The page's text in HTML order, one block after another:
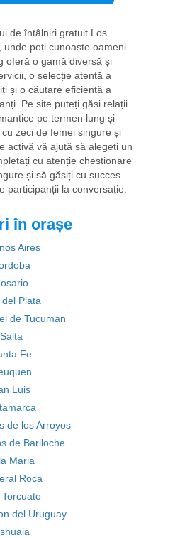
de întâlniri gratuit Los
unde poți cunoaște oameni.
oferă o gamă diversă și
o selecție atentă a
și o căutare eficientă a
Pe site puteți găsi relații
pe termen lung și
zeci de femei singure și
activă vă ajută să alegeți un
cu atenție chestionare
și să găsiți cu succes
participanții la conversație.
în orașe
Aires
Plata
de Tucuman
Salta
Fe
Luis
de los Arroyos
de Bariloche
Maria
Roca
Torcuato
del Uruguay